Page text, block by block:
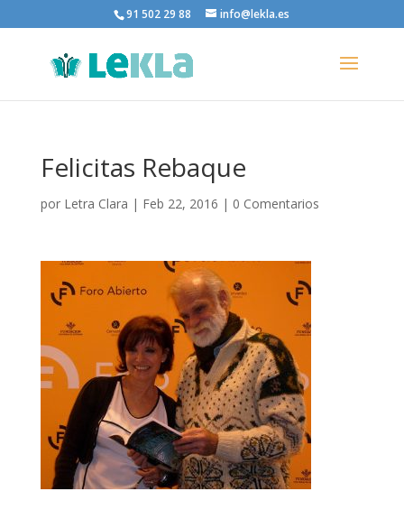
91 502 29 88 info@lekla.es
Felicitas Rebaque
por Letra Clara | Feb 22, 2016 | 0 Comentarios